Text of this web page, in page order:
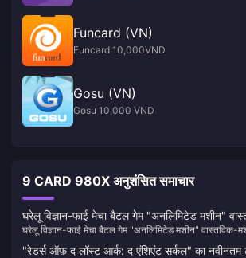
Funcard (VN)
Funcard 10,000VND
Gosu (VN)
Gosu 10,000 VND
9 CARD 980X अनुशंसित समाचार
घरेलू विज्ञान-फाई मेचा बैटल गेम "अनलिमिटेड मशीन"
की घोषणा की गई, जो 2025 में जारी किया जाएगा
घरेलू विज्ञान-फाई मेचा बैटल गेम "अनलिमिटेड मशीन" वास्तविक-
गई, जो 2025 में जारी किया जाएगा
"रेडर्स ऑफ़ द लॉस्ट आर्क: द एंशिएंट सर्कल" का नवीनतम